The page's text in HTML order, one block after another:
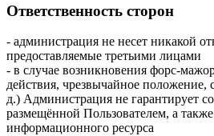
Ответственность сторон
- администрация не несет никакой
предоставляемые третьими лицами
- в случае возникновения форс-
действия, чрезвычайное положение,
д.) Администрация не гарантирует
размещённой Пользователем, а
информационного ресурса